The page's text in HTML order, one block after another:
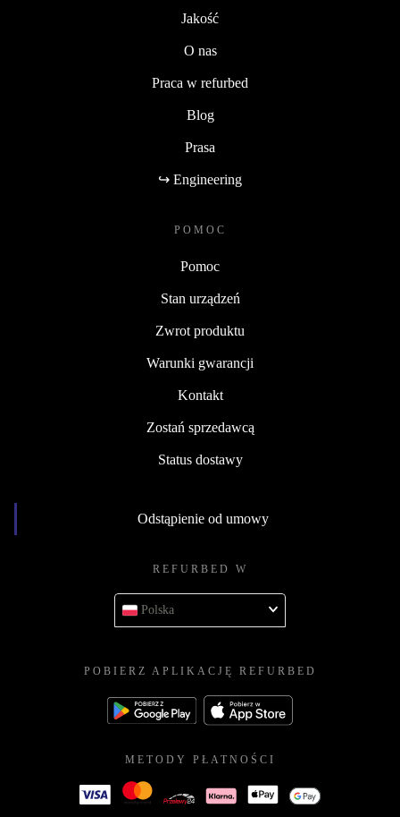
Jakość
O nas
Praca w refurbed
Blog
Prasa
↪ Engineering
POMOC
Pomoc
Stan urządzeń
Zwrot produktu
Warunki gwarancji
Kontakt
Zostań sprzedawcą
Status dostawy
Odstąpienie od umowy
REFURBED W
Polska
POBIERZ APLIKACJĘ REFURBED
METODY PŁATNOŚCI